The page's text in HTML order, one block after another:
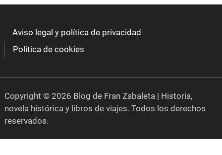
Aviso legal y política de privacidad
Politica de cookies
Copyright © 2026 Blog de Fran Zabaleta | Historia,
novela histórica y libros de viajes. Todos los derechos
reservados.